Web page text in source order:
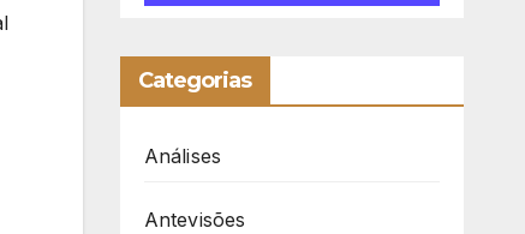
Categorias
Análises
Antevisões